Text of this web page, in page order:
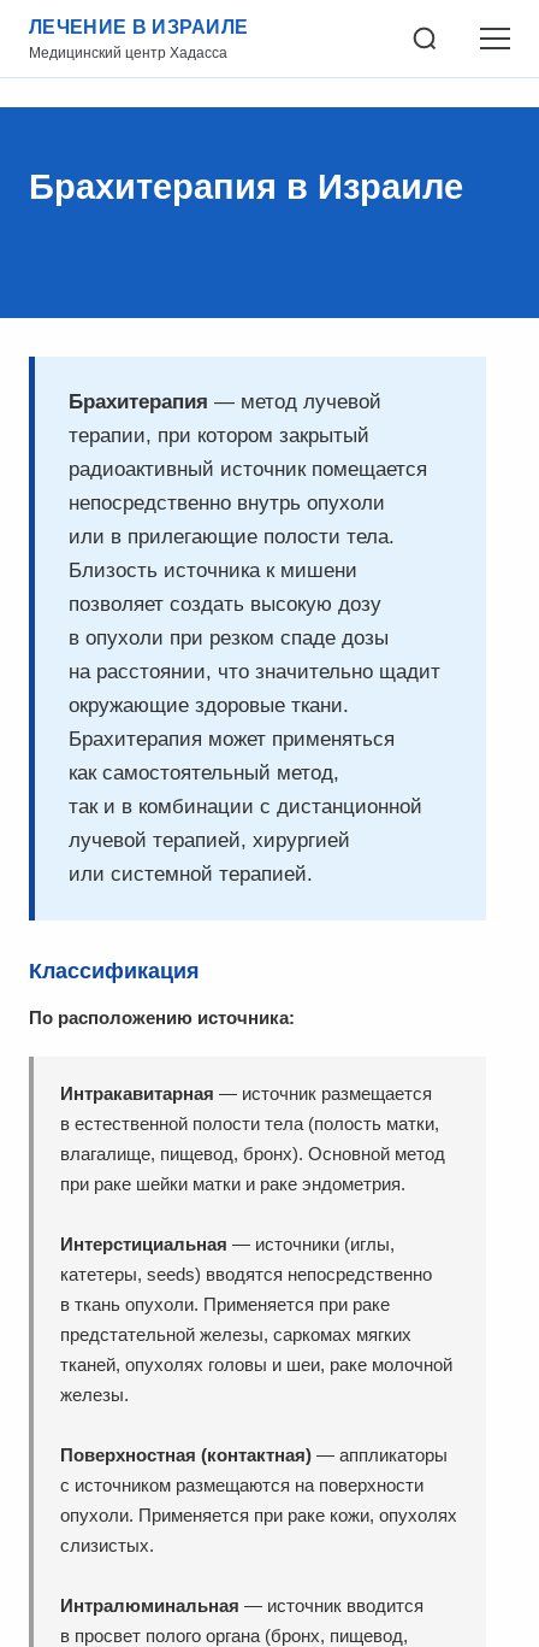
ЛЕЧЕНИЕ В ИЗРАИЛЕ
Медицинский центр Хадасса
Брахитерапия в Израиле
Брахитерапия — метод лучевой
терапии, при котором закрытый
радиоактивный источник помещается
непосредственно внутрь опухоли
или в прилегающие полости тела.
Близость источника к мишени
позволяет создать высокую дозу
в опухоли при резком спаде дозы
на расстоянии, что значительно щадит
окружающие здоровые ткани.
Брахитерапия может применяться
как самостоятельный метод,
так и в комбинации с дистанционной
лучевой терапией, хирургией
или системной терапией.
Классификация
По расположению источника:
Интракавитарная — источник размещается
в естественной полости тела (полость матки,
влагалище, пищевод, бронх). Основной метод
при раке шейки матки и раке эндометрия.
Интерстициальная — источники (иглы,
катетеры, seeds) вводятся непосредственно
в ткань опухоли. Применяется при раке
предстательной железы, саркомах мягких
тканей, опухолях головы и шеи, раке молочной
железы.
Поверхностная (контактная) — аппликаторы
с источником размещаются на поверхности
опухоли. Применяется при раке кожи, опухолях
слизистых.
Интралюминальная — источник вводится
в просвет полого органа (бронх, пищевод,